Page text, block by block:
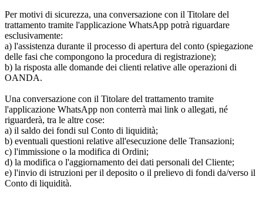
Per motivi di sicurezza, una conversazione con il Titolare del
trattamento tramite l'applicazione WhatsApp potrà riguardare
esclusivamente:
a) l'assistenza durante il processo di apertura del conto (spiegazione
delle fasi che compongono la procedura di registrazione);
b) la risposta alle domande dei clienti relative alle operazioni di
OANDA.
Una conversazione con il Titolare del trattamento tramite
l'applicazione WhatsApp non conterrà mai link o allegati, né
riguarderà, tra le altre cose:
a) il saldo dei fondi sul Conto di liquidità;
b) eventuali questioni relative all'esecuzione delle Transazioni;
c) l'immissione o la modifica di Ordini;
d) la modifica o l'aggiornamento dei dati personali del Cliente;
e) l'invio di istruzioni per il deposito o il prelievo di fondi da/verso il
Conto di liquidità.